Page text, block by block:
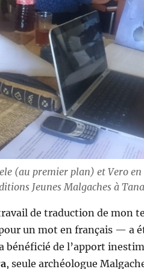
(au premier plan) et Vero en
Jeunes Malgaches à
de traduction de mon
un mot en français — a
bénéficié de l’apport
, seule archéologue